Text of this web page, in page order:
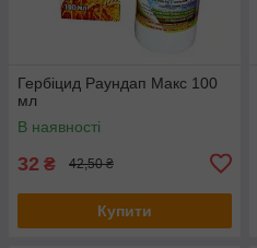
Гербіцид Раундап Макс 100
мл
В наявності
32 ₴ 42,50 ₴
Купити